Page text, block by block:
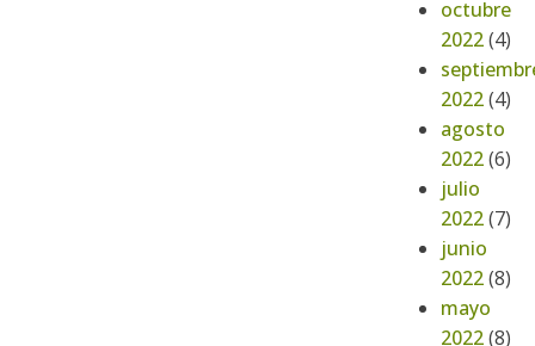
octubre
2022(4)
2022(4)
agosto
2022(6)
julio
2022(7)
junio
2022(8)
mayo
2022(8)